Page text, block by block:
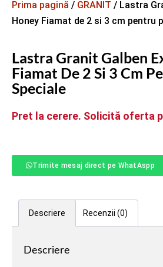
Prima pagină / GRANIT / Lastra
Honey Fiamat de 2 si 3 cm pentru
Lastra Granit Galben
Fiamat De 2 Si 3 Cm
Speciale
Pret la cerere. Solicită oferta
Trimite mesaj direct pe WhatAspp
Descriere Recenzii (0)
Descriere